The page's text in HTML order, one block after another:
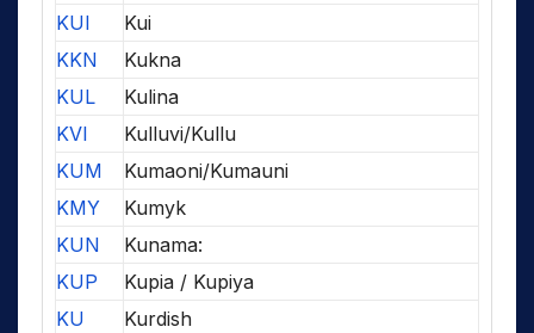
KUI
Kui
KKN
Kukna
KUL
Kulina
KVI
Kulluvi/Kullu
KUM
Kumaoni/Kumauni
KMY
Kumyk
KUN
Kunama:
KUP
Kupia / Kupiya
KU
Kurdish